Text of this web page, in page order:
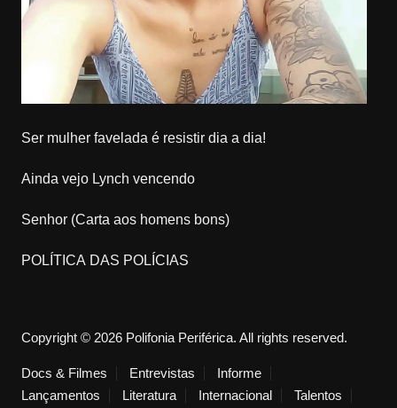
Ser mulher favelada é resistir dia a dia!
Ainda vejo Lynch vencendo
Senhor (Carta aos homens bons)
POLÍTICA DAS POLÍCIAS
Copyright © 2026 Polifonia Periférica. All rights reserved.
Docs & Filmes Entrevistas
Informe
Lançamentos
Literatura Internacional Talentos